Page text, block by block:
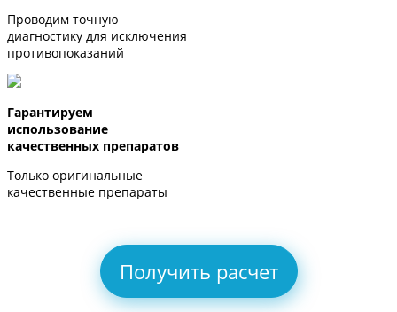
Проводим точную
диагностику для исключения
противопоказаний
Гарантируем
использование
качественных препаратов
Только оригинальные
качественные препараты
Получить расчет